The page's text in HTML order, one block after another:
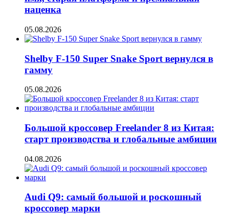
наценка
05.08.2026
Shelby F-150 Super Snake Sport вернулся в
гамму
05.08.2026
Большой кроссовер Freelander 8 из Китая:
старт производства и глобальные амбиции
04.08.2026
Audi Q9: самый большой и роскошный
кроссовер марки